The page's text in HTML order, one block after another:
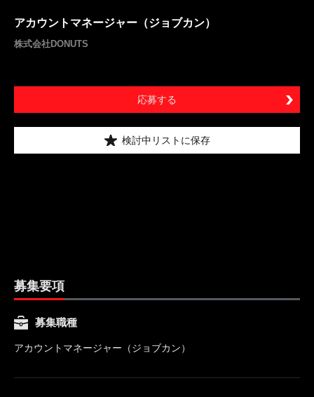
アカウントマネージャー（ジョブカン）
株式会社DONUTS
応募する
検討中リストに保存
募集要項
募集職種
アカウントマネージャー（ジョブカン）